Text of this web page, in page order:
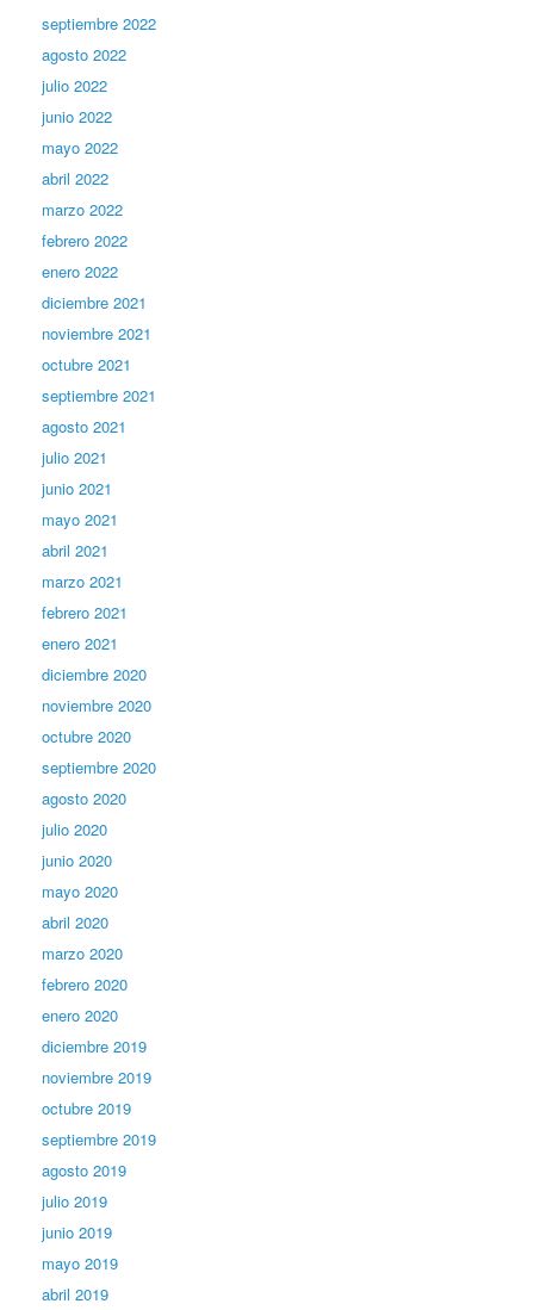
septiembre 2022
agosto 2022
julio 2022
junio 2022
mayo 2022
abril 2022
marzo 2022
febrero 2022
enero 2022
diciembre 2021
noviembre 2021
octubre 2021
septiembre 2021
agosto 2021
julio 2021
junio 2021
mayo 2021
abril 2021
marzo 2021
febrero 2021
enero 2021
diciembre 2020
noviembre 2020
octubre 2020
septiembre 2020
agosto 2020
julio 2020
junio 2020
mayo 2020
abril 2020
marzo 2020
febrero 2020
enero 2020
diciembre 2019
noviembre 2019
octubre 2019
septiembre 2019
agosto 2019
julio 2019
junio 2019
mayo 2019
abril 2019